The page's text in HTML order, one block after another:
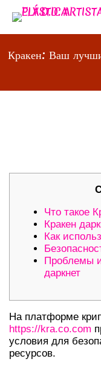
Кракен: Ваш
Что такое
Кракен
Как
Проблемы
даркнет
На платформе
https://kra.co.com
условия для
ресурсов.